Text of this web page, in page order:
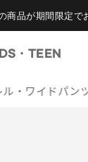
商品が期間限定で
・TEEN
ル・ワイドパン